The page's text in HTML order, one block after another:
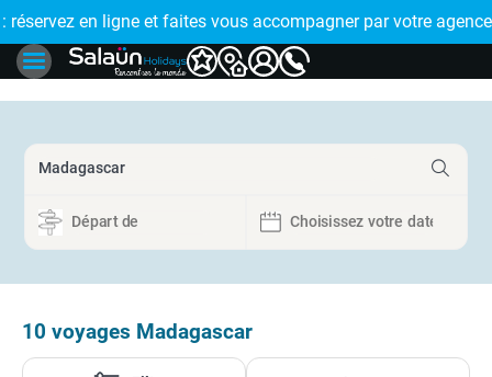
proximité
EN PLUSIEURS FOIS : réglez votre voyage en 4x avec FLOA >
10 voyages Madagascar